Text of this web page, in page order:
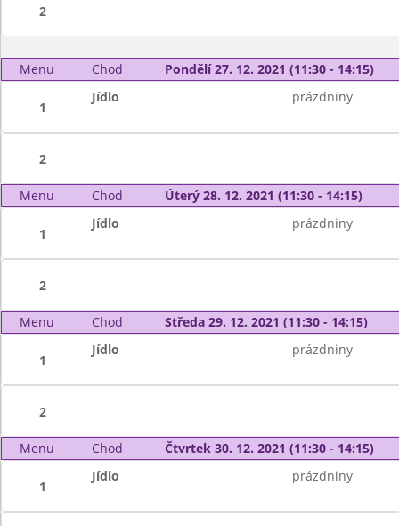
2
Menu Chod Pondělí 27. 12. 2021 (11:30 - 14:15)
1
Jídlo prázdniny
2
Menu Chod Úterý 28. 12. 2021 (11:30 - 14:15)
1
Jídlo prázdniny
2
Menu Chod Středa 29. 12. 2021 (11:30 - 14:15)
1
Jídlo prázdniny
2
Menu Chod Čtvrtek 30. 12. 2021 (11:30 - 14:15)
1
Jídlo prázdniny